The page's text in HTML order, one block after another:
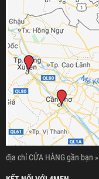
địa chỉ CỬA HÀNG gần bạn »